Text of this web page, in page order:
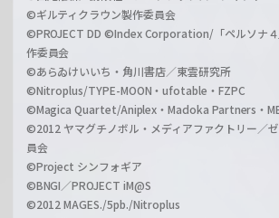
©ギルティクラウン製作委員会
©PROJECT DD ©Index Corporation/「ペルソナ
作委員会
©あらゐけいいち・角川書店／東雲研究所
©Nitroplus/TYPE-MOON・ufotable・FZPC
©Magica Quartet/Aniplex・Madoka Partners・
©2012 ヤマグチノボル・メディアファクトリー／
員会
©Project シンフォギア
©BNGI／PROJECT iM@S
©2012 MAGES./5pb./Nitroplus